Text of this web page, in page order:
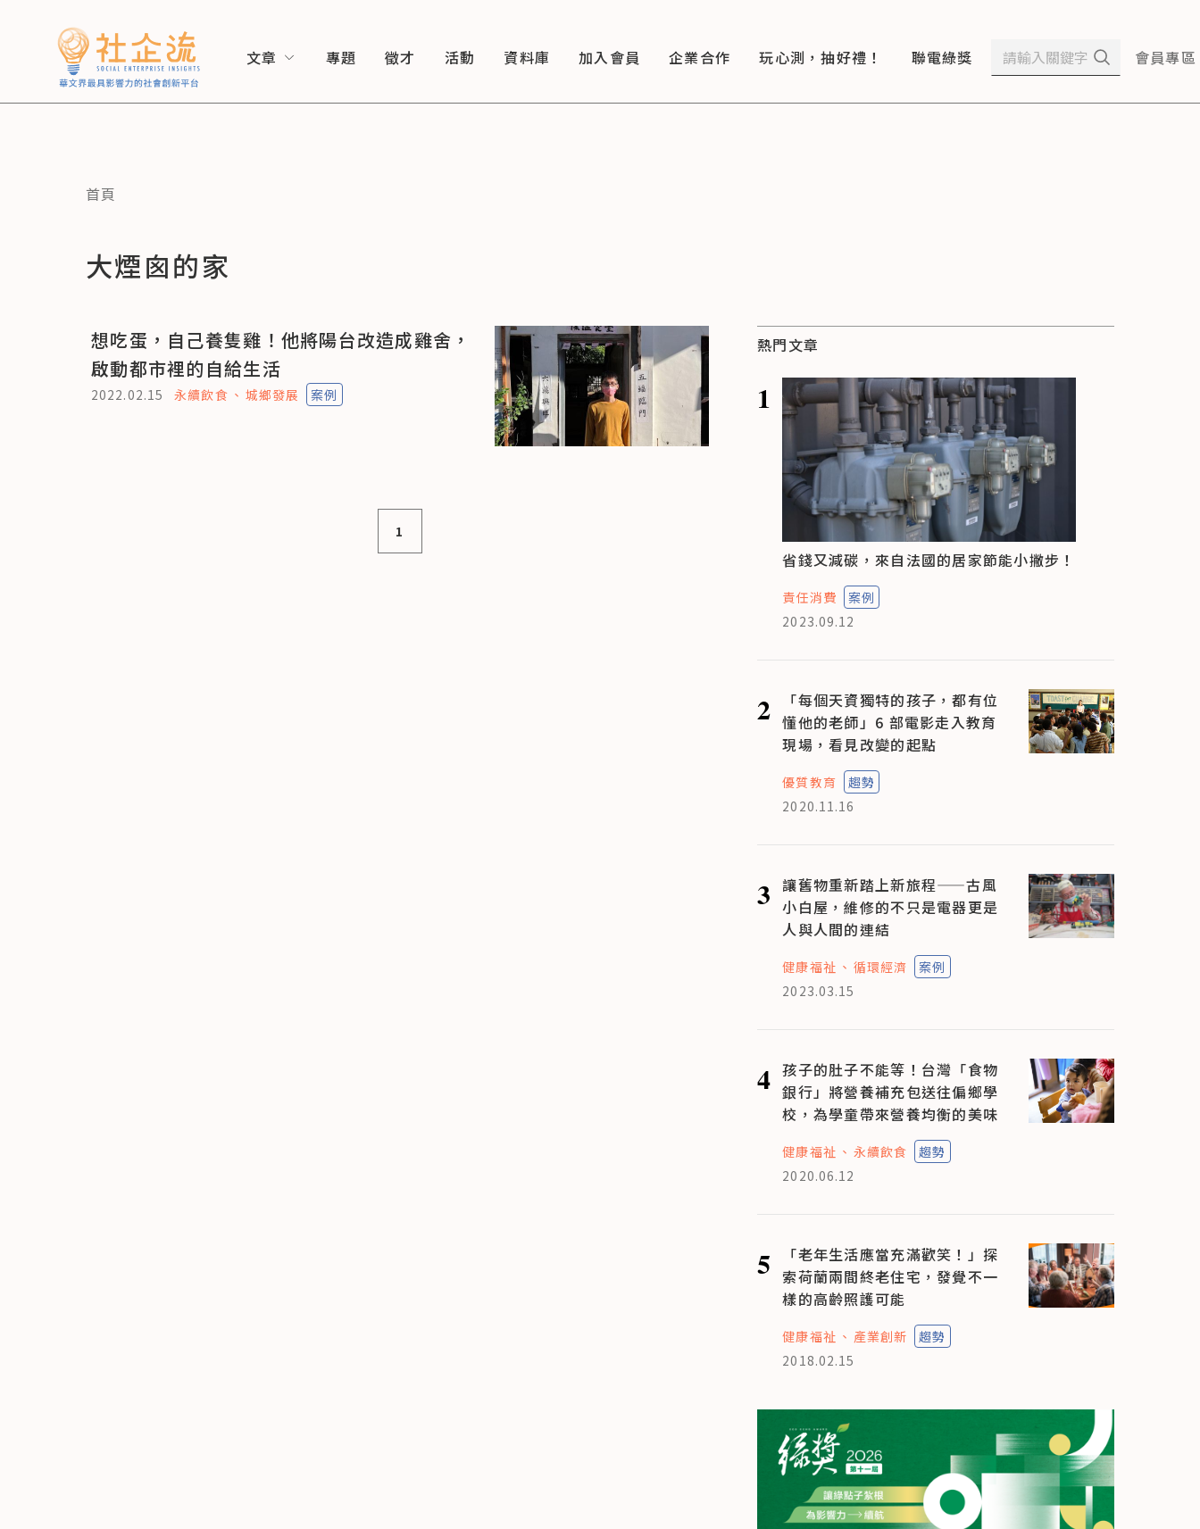
文章 專題 徵才 活動 資料庫 加入會員 企業合作 玩心測，抽好禮！ 聯電綠獎 會員專區
首頁
大煙囪的家
想吃蛋，自己養隻雞！他將陽台改造成雞舍，
啟動都市裡的自給生活
2022.02.15 永續飲食 城鄉發展 案例
1
熱門文章
1
省錢又減碳，來自法國的居家節能小撇步！
責任消費
案例
2023.09.12
2
「每個天資獨特的孩子，都有位
懂他的老師」6 部電影走入教育
現場，看見改變的起點
優質教育
趨勢
2020.11.16
3
讓舊物重新踏上新旅程——古風
小白屋，維修的不只是電器更是
人與人間的連結
健康福祉 循環經濟
案例
2023.03.15
4 孩子的肚子不能等！台灣「食物
銀行」將營養補充包送往偏鄉學
校，為學童帶來營養均衡的美味
健康福祉 永續飲食
趨勢
2020.06.12
5
「老年生活應當充滿歡笑！」探
索荷蘭兩間終老住宅，發覺不一
樣的高齡照護可能
健康福祉 產業創新
趨勢
2018.02.15